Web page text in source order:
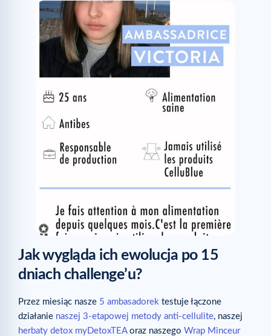
Jak wygląda ich ewolucja po 15
dniach challenge’u?
Przez miesiąc nasze 5 ambasadorek testuje łączone
działanie naszej 3-etapowej metody anti-cellulite, naszej
herbaty detox myDetoxTEAoraz naszego Wrap Minceur